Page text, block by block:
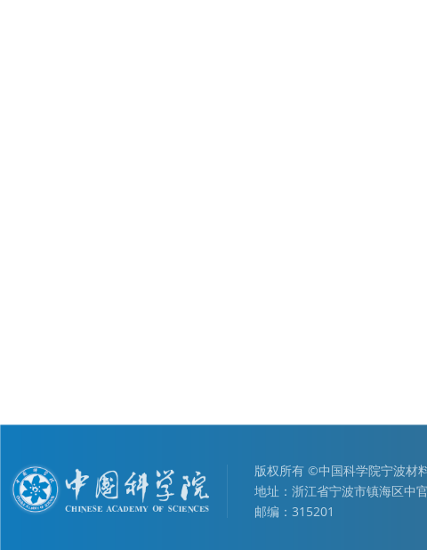
版权所有 ©中国科学院宁波材
地址：浙江省宁波市镇海区中
邮编：315201